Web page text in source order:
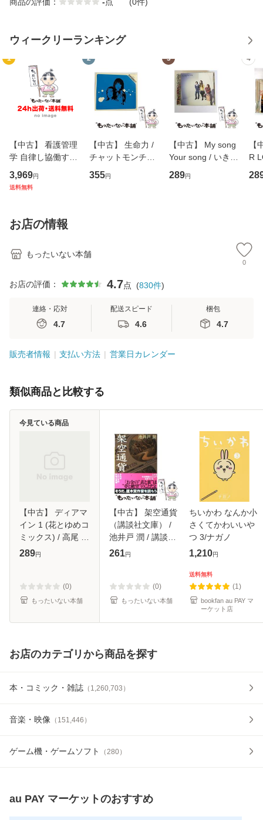
ウィークリーランキング
1
【中古】 看護管理
学 自律し協働する
専門職の看護マネ
ジメントスキル 改
恵 藤本幸三 / 南江
堂 [単行
3,969円
送料無料
2
【中古】 生命力 /
チャットモンチー /
キューンレコード
[CD]【メール便送
355円
3
【中古】 My song
Your song / いきも
のがかり / [CD]
【メール便送料無
289円
4
【
R
産
お店の情報
もったいない本舗
0
お店の評価： 4.7点 (830件)
連絡・応対
4.7
配送スピード
4.6
梱包
4.7
販売者情報 支払い方法 営業日カレンダー
類似商品と比較する
【中古】 ディアマ
イン 1 (花とゆめコ
ミックス) / 高尾 滋
/ 白泉社 [コミック]
289円
(0)
もったいない本舗
今見ている商品
【中古】 架空通貨
（講談社文庫） /
池井戸 潤 / 講談社
[文庫]【メール便送
261円
(0)
もったいない本舗
ちいかわ なんか小
さくてかわいいや
つ 3/ナガノ
1,210円
送料無料
(1)
bookfan au PAY マ
ーケット店
お店のカテゴリから商品を探す
本・コミック・雑誌 （ 1,260,703 ）
音楽・映像 （ 151,446 ）
ゲーム機・ゲームソフト （280）
au PAY マーケットのおすすめ